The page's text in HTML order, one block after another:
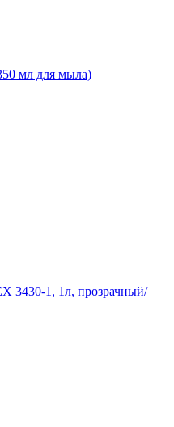
мл для мыла)
3430-1, 1л, прозрачный/